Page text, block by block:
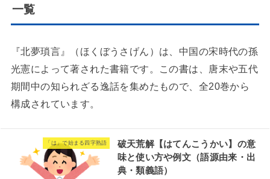
一覧
『北夢瑣言』（ほくぼうさげん）は、中国の宋時代の孫
光憲によって著された書籍です。この書は、唐末や五代
期間中の知られざる逸話を集めたもので、全20巻から
構成されています。
「は」で始まる四字熟語
破天荒解【はてんこうかい】の意
味と使い方や例文（語源由来・出
典・類義語）